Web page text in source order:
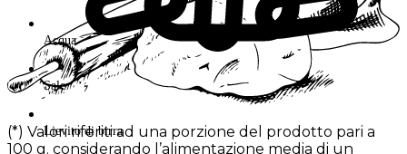
Acqua
Sale
Lievito di birra
(*) Valori riferiti ad una porzione del prodotto pari a
100 g. considerando l’alimentazione media di un